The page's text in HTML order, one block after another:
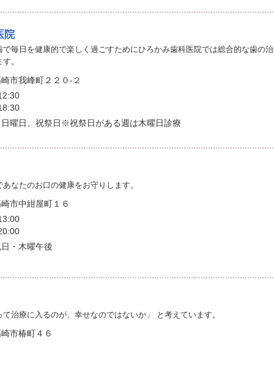
院
で毎日を健康的で楽しく過ごすためにひろかみ歯科医院では総合的な歯の治
。
市我峰町２２０-２
日曜日、祝祭日※祝祭日がある週は木曜日診療
なたのお口の健康をお守りします。
市中紺屋町１６
・木曜午後
て治療に入るのが、幸せなのではないか」 と考えています。
市椿町４６